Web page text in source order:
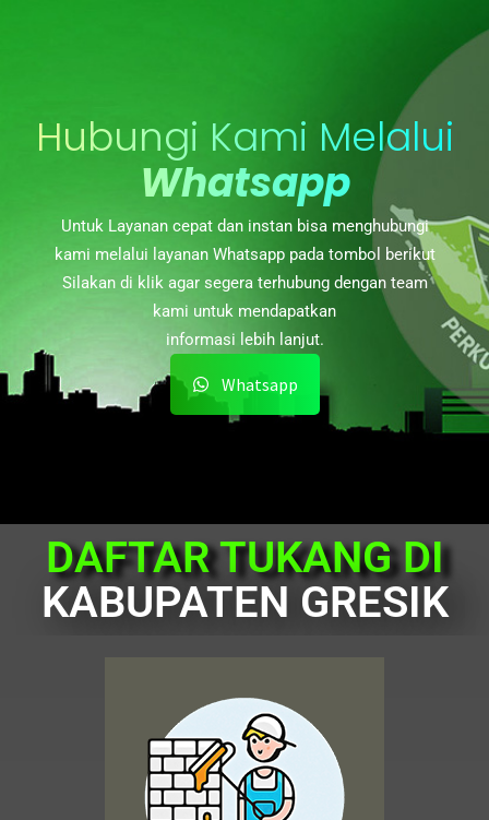
Hubungi Kami Melalui
Whatsapp
Untuk Layanan cepat dan instan bisa menghubungi
kami melalui layanan Whatsapp pada tombol berikut
Silakan di klik agar segera terhubung dengan team
kami untuk mendapatkan
informasi lebih lanjut.
Whatsapp
DAFTAR TUKANG DI
KABUPATEN GRESIK